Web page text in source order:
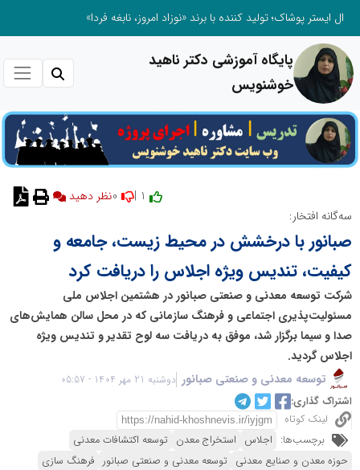
ال ایستر پوشاک؛ تولید کننده با برند «نوزاد امروز، نابغه فردا»
پایگاه آموزشی دکتر ناهید
خوشنویس
نظر دهید
سه‌گانه افتخار:
صبانور با درخشش در محیط زیست، جامعه و
کیفیت، تندیس ویژه اجلاس را دریافت کرد
شرکت توسعه معدنی و صنعتی صبانور در هشتمین اجلاس ملی
مسئولیت‌پذیری اجتماعی و فرهنگ سازمانی که در محل سالن همایش‌های
صدا و سیما برگزار شد، موفق به دریافت سه لوح تقدیر و تندیس ویژه
اجلاس گردید.
توسعه معدنی و صنعتی صبانور دوشنبه 21 مهر 1404 - 05:57
اشتراک گذاری:
لینک کوتاه
برچسب‌ها: اجلاس استخراج معدن توسعه اکتشافات معدنی
حوزه معدن و صنایع معدنی توسعه معدنی و صنعتی صبانور فرهنگ سازی